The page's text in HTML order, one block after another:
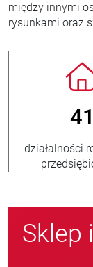
między innymi
rysunkami oraz
41
działalności
Sklep